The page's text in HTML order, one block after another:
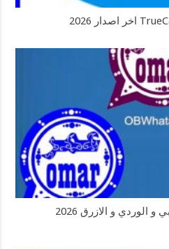
تنزيل واتساب عمر باذيب العنابي و الوردي و الازرق 2026